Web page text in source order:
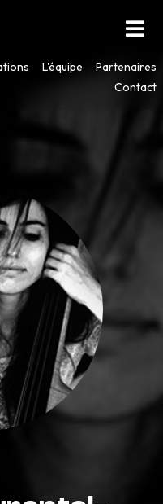
L'équipe
Partenaires
Contact